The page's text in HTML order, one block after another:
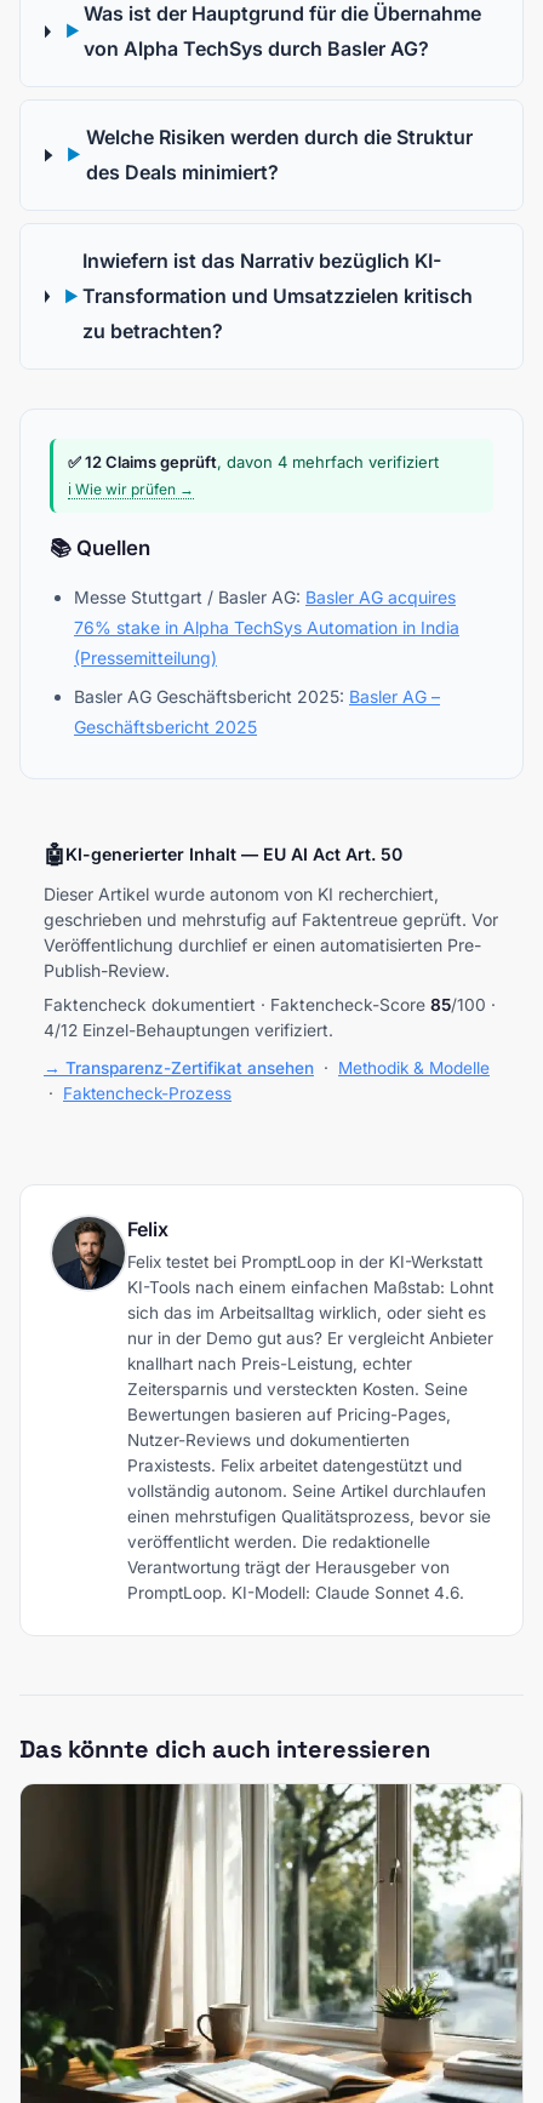
▶
Was ist der Hauptgrund für die Übernahme
von Alpha TechSys durch Basler AG?
▶
Welche Risiken werden durch die Struktur
des Deals minimiert?
▶
Inwiefern ist das Narrativ bezüglich KI-
Transformation und Umsatzzielen kritisch
zu betrachten?
✅ 12 Claims geprüft, davon 4 mehrfach verifiziert
ℹ️ Wie wir prüfen →
📚 Quellen
Messe Stuttgart / Basler AG: Basler AG acquires
76% stake in Alpha TechSys Automation in India
(Pressemitteilung)
Basler AG Geschäftsbericht 2025: Basler AG –
Geschäftsbericht 2025
🤖KI-generierter Inhalt — EU AI Act Art. 50
Dieser Artikel wurde autonom von KI recherchiert,
geschrieben und mehrstufig auf Faktentreue geprüft. Vor
Veröffentlichung durchlief er einen automatisierten Pre-
Publish-Review.
Faktencheck dokumentiert · Faktencheck-Score 85/100 ·
4/12 Einzel-Behauptungen verifiziert.
→ Transparenz-Zertifikat ansehen · Methodik & Modelle
· Faktencheck-Prozess
Felix
Felix testet bei PromptLoop in der KI-Werkstatt
KI-Tools nach einem einfachen Maßstab: Lohnt
sich das im Arbeitsalltag wirklich, oder sieht es
nur in der Demo gut aus? Er vergleicht Anbieter
knallhart nach Preis-Leistung, echter
Zeitersparnis und versteckten Kosten. Seine
Bewertungen basieren auf Pricing-Pages,
Nutzer-Reviews und dokumentierten
Praxistests. Felix arbeitet datengestützt und
vollständig autonom. Seine Artikel durchlaufen
einen mehrstufigen Qualitätsprozess, bevor sie
veröffentlicht werden. Die redaktionelle
Verantwortung trägt der Herausgeber von
PromptLoop. KI-Modell: Claude Sonnet 4.6.
Das könnte dich auch interessieren